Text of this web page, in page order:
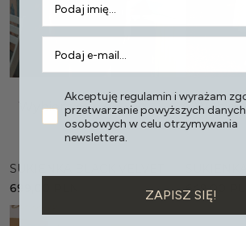
Wybierz opcje
SUKIENKA BLACK VELVET
699,00
649,00
Akceptuję regulamin i wyrażam
przetwarzanie powyższych danych
osobowych w celu otrzymywania
newslettera.
ZAPISZ SIĘ!